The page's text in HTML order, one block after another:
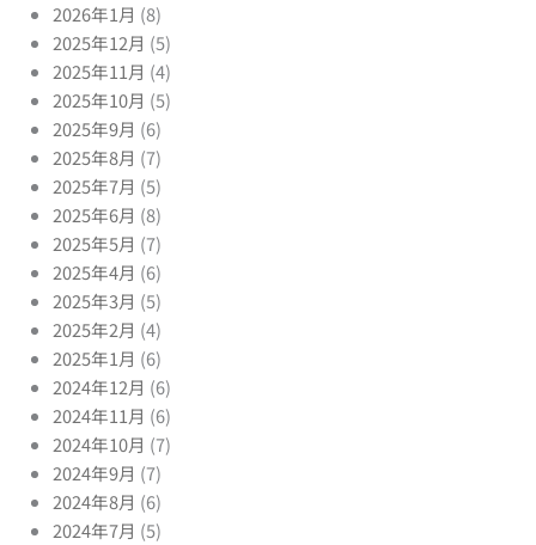
2026年1月 (8)
2025年12月 (5)
2025年11月 (4)
2025年10月 (5)
2025年9月 (6)
2025年8月 (7)
2025年7月 (5)
2025年6月 (8)
2025年5月 (7)
2025年4月 (6)
2025年3月 (5)
2025年2月 (4)
2025年1月 (6)
2024年12月 (6)
2024年11月 (6)
2024年10月 (7)
2024年9月 (7)
2024年8月 (6)
2024年7月 (5)